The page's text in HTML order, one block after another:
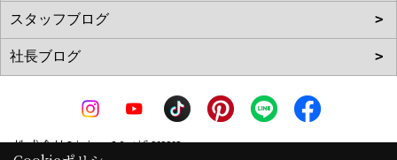
株式会社Living Motif KIKI